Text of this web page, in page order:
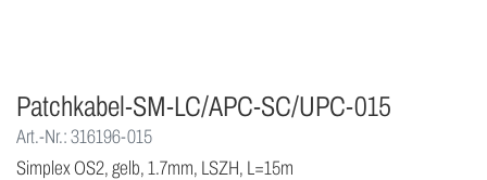
Patchkabel-SM-LC/APC-SC/UPC-015
Art.-Nr.: 316196-015
Simplex OS2, gelb, 1.7mm, LSZH, L=15m